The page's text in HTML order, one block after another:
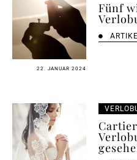
22. JANUAR 2024
Fünf